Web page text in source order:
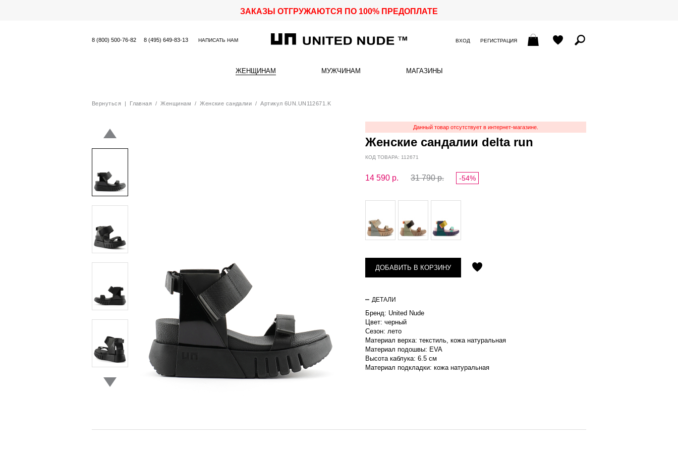
ЗАКАЗЫ ОТГРУЖАЮТСЯ ПО 100% ПРЕДОПЛАТЕ
8 (800) 500-76-82 8 (495) 649-83-13 НАПИСАТЬ НАМ ВХОД РЕГИСТРАЦИЯ
ЖЕНЩИНАМ МУЖЧИНАМ МАГАЗИНЫ
Вернуться| Главная /Женщинам /Женские сандалии / Артикул 6UN.UN112671.K
Данный товар отсутствует в интернет-магазине.
Женские сандалии delta run
КОД ТОВАРА: 112671
14 590 р. 31 790 р. -54%
ДОБАВИТЬ В КОРЗИНУ
ДЕТАЛИ
Бренд: United Nude
Цвет: черный
Сезон: лето
Материал верха: текстиль, кожа натуральная
Материал подошвы: EVA
Высота каблука: 6.5 см
Материал подкладки: кожа натуральная